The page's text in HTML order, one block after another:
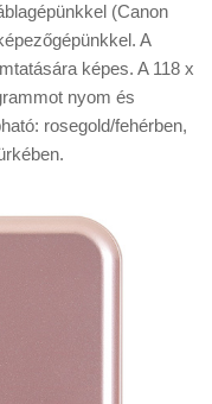
(Canon
A
képes. A 118 x
nyom és
rosegold/fehérben,